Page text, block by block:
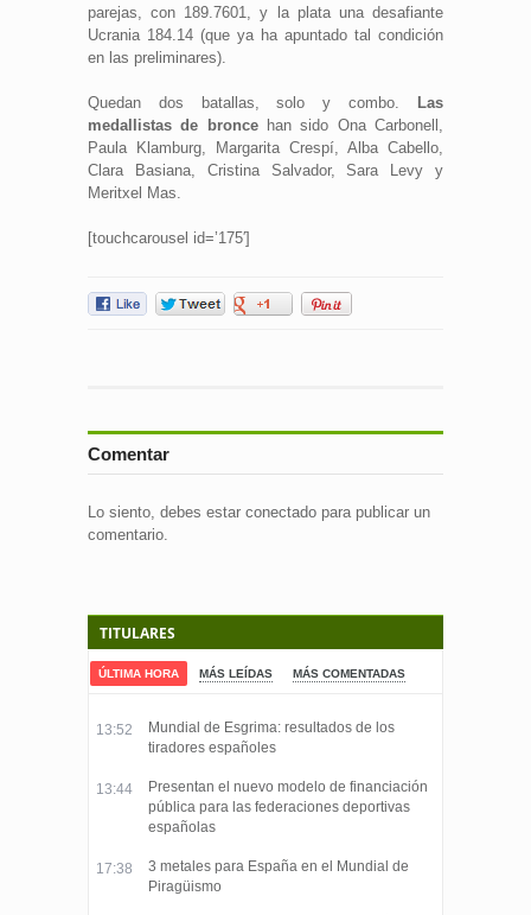
parejas, con 189.7601, y la plata una desafiante
Ucrania 184.14 (que ya ha apuntado tal condición
en las preliminares).
Quedan dos batallas, solo y combo.
Las
medallistas de broncehan sido Ona Carbonell,
Paula Klamburg, Margarita Crespí, Alba Cabello,
Clara Basiana, Cristina Salvador, Sara Levy y
Meritxel Mas.
[touchcarousel id=’175′]
Comentar
Lo siento, debes estar conectado para publicar un
comentario.
TITULARES
ÚLTIMA HORA MÁS LEÍDAS MÁS COMENTADAS
13:52
Mundial de Esgrima: resultados de los
tiradores españoles
13:44
Presentan el nuevo modelo de financiación
pública para las federaciones deportivas
españolas
17:38
3 metales para España en el Mundial de
Piragüismo